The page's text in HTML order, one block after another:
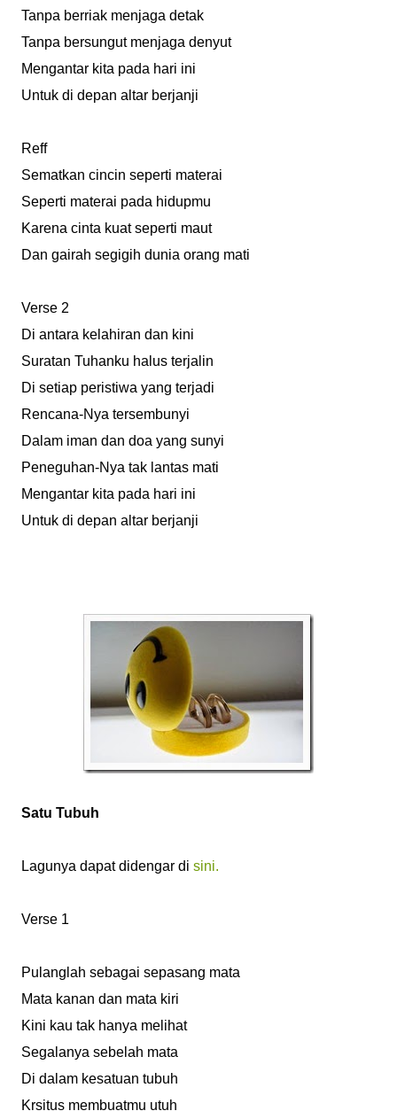
Tanpa berriak menjaga detak
Tanpa bersungut menjaga denyut
Mengantar kita pada hari ini
Untuk di depan altar berjanji
Reff
Sematkan cincin seperti materai
Seperti materai pada hidupmu
Karena cinta kuat seperti maut
Dan gairah segigih dunia orang mati
Verse 2
Di antara kelahiran dan kini
Suratan Tuhanku halus terjalin
Di setiap peristiwa yang terjadi
Rencana-Nya tersembunyi
Dalam iman dan doa yang sunyi
Peneguhan-Nya tak lantas mati
Mengantar kita pada hari ini
Untuk di depan altar berjanji
Satu Tubuh
Lagunya dapat didengar di sini.
Verse 1
Pulanglah sebagai sepasang mata
Mata kanan dan mata kiri
Kini kau tak hanya melihat
Segalanya sebelah mata
Di dalam kesatuan tubuh
Krsitus membuatmu utuh